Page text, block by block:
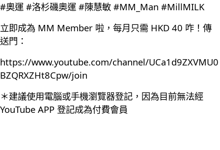
#奧運 #洛杉磯奧運 #陳慧敏 #MM_Man #MillMILK
立即成為 MM Member 啦，每月只需 HKD 40 咋！傳
送門：
https://www.youtube.com/channel/UCa1d9ZXVMU0
BZQRXZHt8Cpw/join
＊建議使用電腦或手機瀏覽器登記，因為目前無法經
YouTube APP 登記成為付費會員